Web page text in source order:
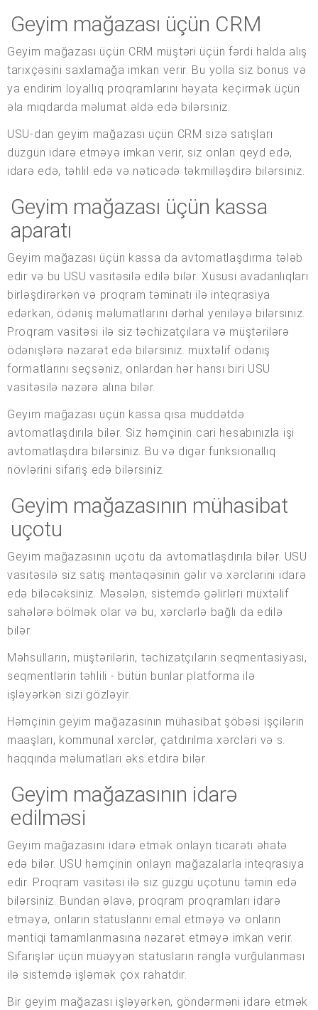
Geyim mağazası üçün CRM
Geyim mağazası üçün CRM müştəri üçün fərdi halda alış
tarixçəsini saxlamağa imkan verir. Bu yolla siz bonus və
ya endirim loyallıq proqramlarını həyata keçirmək üçün
əla miqdarda məlumat əldə edə bilərsiniz.
USU-dan geyim mağazası üçün CRM sizə satışları
düzgün idarə etməyə imkan verir, siz onları qeyd edə,
idarə edə, təhlil edə və nəticədə təkmilləşdirə bilərsiniz.
Geyim mağazası üçün kassa
aparatı
Geyim mağazası üçün kassa da avtomatlaşdırma tələb
edir və bu USU vasitəsilə edilə bilər. Xüsusi avadanlıqları
birləşdirərkən və proqram təminatı ilə inteqrasiya
edərkən, ödəniş məlumatlarını dərhal yeniləyə bilərsiniz.
Proqram vasitəsi ilə siz təchizatçılara və müştərilərə
ödənişlərə nəzarət edə bilərsiniz. müxtəlif ödəniş
formatlarını seçsəniz, onlardan hər hansı biri USU
vasitəsilə nəzərə alına bilər.
Geyim mağazası üçün kassa qısa müddətdə
avtomatlaşdırıla bilər. Siz həmçinin cari hesabınızla işi
avtomatlaşdıra bilərsiniz. Bu və digər funksionallıq
növlərini sifariş edə bilərsiniz.
Geyim mağazasının mühasibat
uçotu
Geyim mağazasının uçotu da avtomatlaşdırıla bilər. USU
vasitəsilə siz satış məntəqəsinin gəlir və xərclərini idarə
edə biləcəksiniz. Məsələn, sistemdə gəlirləri müxtəlif
sahələrə bölmək olar və bu, xərclərlə bağlı da edilə
bilər.
Məhsulların, müştərilərin, təchizatçıların seqmentasiyası,
seqmentlərin təhlili - bütün bunlar platforma ilə
işləyərkən sizi gözləyir.
Həmçinin geyim mağazasının mühasibat şöbəsi işçilərin
maaşları, kommunal xərclər, çatdırılma xərcləri və s.
haqqında məlumatları əks etdirə bilər.
Geyim mağazasının idarə
edilməsi
Geyim mağazasını idarə etmək onlayn ticarəti əhatə
edə bilər. USU həmçinin onlayn mağazalarla inteqrasiya
edir. Proqram vasitəsi ilə siz güzgü uçotunu təmin edə
bilərsiniz. Bundan əlavə, proqram proqramları idarə
etməyə, onların statuslarını emal etməyə və onların
məntiqi tamamlanmasına nəzarət etməyə imkan verir.
Sifarişlər üçün müəyyən statusların rənglə vurğulanması
ilə sistemdə işləmək çox rahatdır.
Bir geyim mağazası işləyərkən, göndərməni idarə etmək